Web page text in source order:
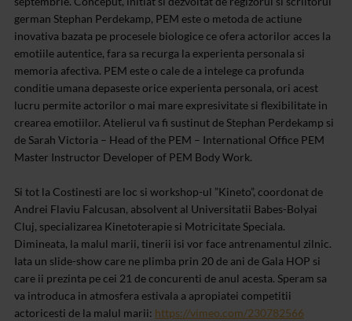
german Stephan Perdekamp, PEM este o metoda de actiune
inovativa bazata pe procesele biologice ce ofera actorilor acces la
emotiile autentice, fara sa recurga la experienta personala si
memoria afectiva. PEM este o cale de a intelege ca profunda
conditie umana depaseste orice experienta personala, ori acest
lucru permite actorilor o mai mare expresivitate si flexibilitate in
crearea emotiilor. Atelierul va fi sustinut de Stephan Perdekamp si
de Sarah Victoria – Head of the PEM – International Office PEM
Master Instructor Developer of PEM Body Work.
Si tot la Costinesti are loc si workshop-ul ”Kineto”, coordonat de
Andrei Flaviu Falcusan, absolvent al Universitatii Babes-Bolyai
Cluj, specializarea Kinetoterapie si Motricitate Speciala.
Dimineata, la malul marii, tinerii isi vor face antrenamentul zilnic.
Iata un slide-show care ne plimba prin 20 de ani de Gala HOP si
care ii prezinta pe cei 21 de concurenti de anul acesta. Speram sa
va introduca in atmosfera estivala a apropiatei competitii
actoricesti de la malul marii: https://vimeo.com/230782566